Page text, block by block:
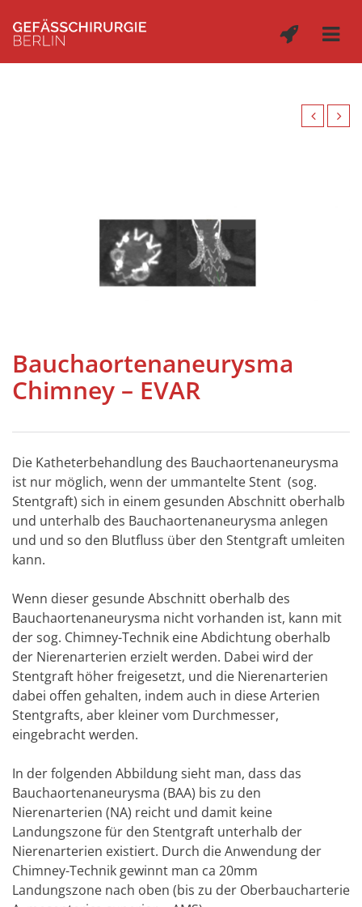
Bauchaortenaneurysma
Chimney – EVAR
Die Katheterbehandlung des Bauchaortenaneurysma
ist nur möglich, wenn der ummantelte Stent (sog.
Stentgraft) sich in einem gesunden Abschnitt oberhalb
und unterhalb des Bauchaortenaneurysma anlegen
und und so den Blutfluss über den Stentgraft umleiten
kann.
Wenn dieser gesunde Abschnitt oberhalb des
Bauchaortenaneurysma nicht vorhanden ist, kann mit
der sog. Chimney-Technik eine Abdichtung oberhalb
der Nierenarterien erzielt werden. Dabei wird der
Stentgraft höher freigesetzt, und die Nierenarterien
dabei offen gehalten, indem auch in diese Arterien
Stentgrafts, aber kleiner vom Durchmesser,
eingebracht werden.
In der folgenden Abbildung sieht man, dass das
Bauchaortenaneurysma (BAA) bis zu den
Nierenarterien (NA) reicht und damit keine
Landungszone für den Stentgraft unterhalb der
Nierenarterien existiert. Durch die Anwendung der
Chimney-Technik gewinnt man ca 20mm
Landungszone nach oben (bis zu der Oberbaucharterie